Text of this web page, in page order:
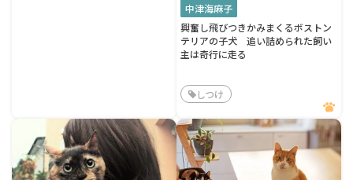
中津海麻子
興奮し飛びつきかみまくるボストン
テリアの子犬 追い詰められた飼い
主は奇行に走る
しつけ